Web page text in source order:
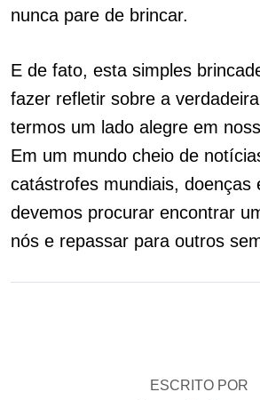
nunca pare de brincar.
E de fato, esta simples
fazer refletir sobre a
termos um lado alegre em
Em um mundo cheio de
catástrofes mundiais, doenças
devemos procurar encontrar
nós e repassar para outros
ESCRITO POR